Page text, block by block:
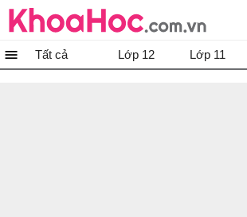
Tất cả Lớp 12 Lớp 11